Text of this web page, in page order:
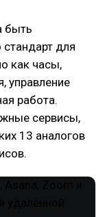
быть
для
как часы,
управление
работа.
сервисы,
13 аналогов